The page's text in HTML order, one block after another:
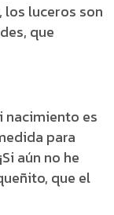
los luceros son
que
nacimiento es
para
aún no he
que el